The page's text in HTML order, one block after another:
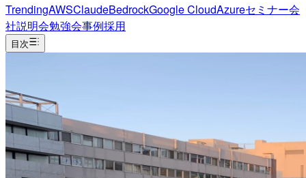
TrendingAWSClaudeBedrockGoogle CloudAzureセミナー会
社説明会勉強会事例採用
目次